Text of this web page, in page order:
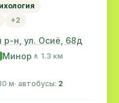
+2
г. Ташкент, Юнусабадский р-н, ул. Осиё, 68д
Минор 🚶 1.3 км
м· автобусы: 2